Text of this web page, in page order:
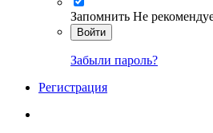
Запомнить Не
Войти
Забыли пароль?
Регистрация